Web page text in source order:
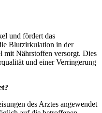
und fördert das
Blutzirkulation in der
Nährstoffen versorgt. Dies
und einer Verringerung
des Arztes angewendet